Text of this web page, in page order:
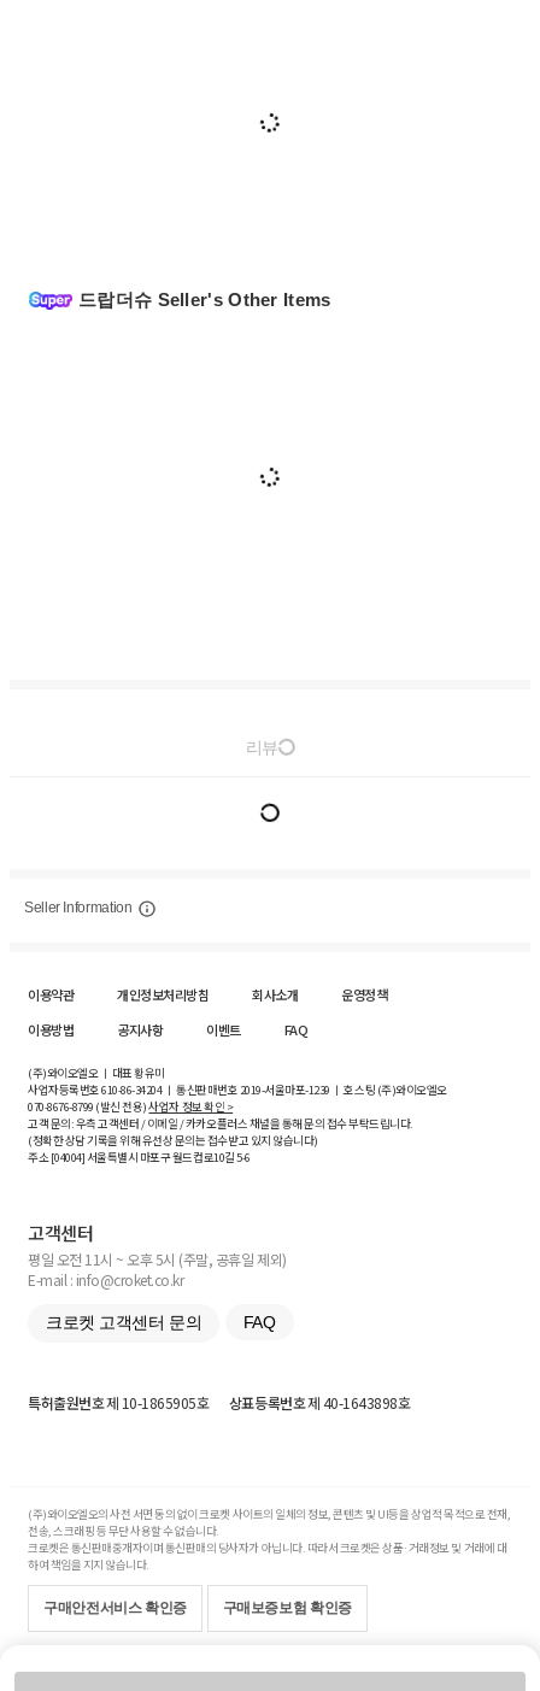
드랍더슈 Seller's Other Items
리뷰
Seller Information
이용약관 개인정보처리방침 회사소개
운영정책
이용방법
공지사항 이벤트 FAQ
(주)와이오엘오 ㅣ 대표 황유미
사업자등록번호610-86-34204ㅣ 통신판매번호 2019-서울마포-1239 ㅣ 호스팅 (주)와이오엘오
070-8676-8799 (발신 전용)사업자 정보 확인 >
고객 문의: 우측 고객센터 / 이메일 / 카카오플러스 채널을 통해 문의 접수 부탁드립니다.
(정확한 상담 기록을 위해 유선상 문의는 접수받고 있지 않습니다)
주소 [04004] 서울특별시 마포구 월드컵로10길5-6
고객센터
평일 오전 11시 ~ 오후 5시 (주말, 공휴일 제외)
E-mail : info@croket.co.kr
크로켓 고객센터 문의 FAQ
특허출원번호제 10-1865905호 상표등록번호제 40-1643898호
(주)와이오엘오의 사전 서면 동의 없이 크로켓 사이트의 일체의 정보, 콘텐츠 및 UI등을 상업적 목적으로 전재,
전송, 스크래핑 등 무단 사용할 수 없습니다.
크로켓은 통신판매중개자이며 통신판매의 당사자가 아닙니다. 따라서 크로켓은 상품·거래정보 및 거래에 대
하여 책임을 지지 않습니다.
구매안전서비스 확인증 구매보증보험 확인증